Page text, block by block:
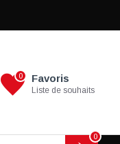
Favoris
Liste de souhaits
0
0